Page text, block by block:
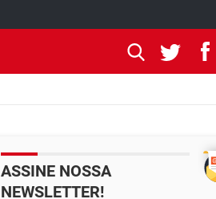
ASSINE NOSSA
NEWSLETTER!